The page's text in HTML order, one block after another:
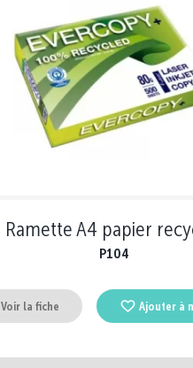
Ramette A4 papier
P104
Voir la fiche Ajouter à